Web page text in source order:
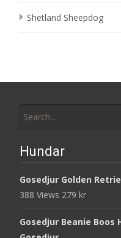
Shetland Sheepdog
for:
Hundar
Gosedjur Golden
388 Views 279 kr
Gosedjur Beanie Boos